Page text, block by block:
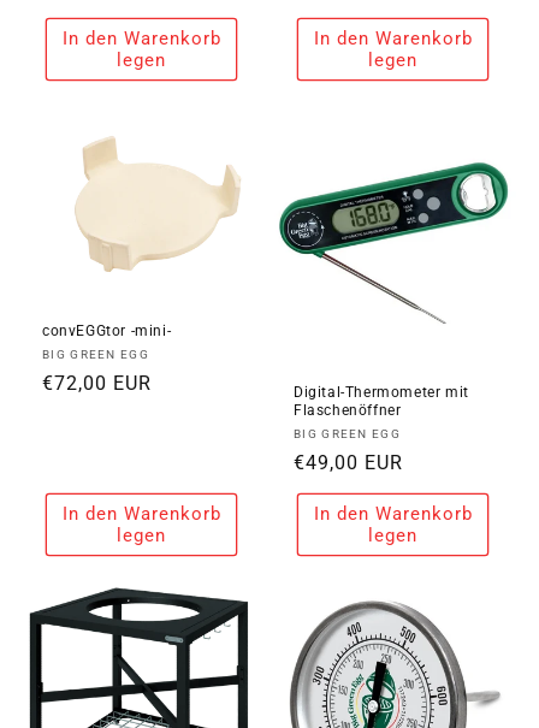
In den Warenkorb
legen
Preis
In den Warenkorb
legen
convEGGtor -mini-
Anbieter:
BIG GREEN EGG
Normaler
€72,00 EUR
In den Warenkorb
legen
Digital-Thermometer mit
Flaschenöffner
Anbieter:
BIG GREEN EGG
Normaler
Preis
€49,00 EUR
In den Warenkorb
legen